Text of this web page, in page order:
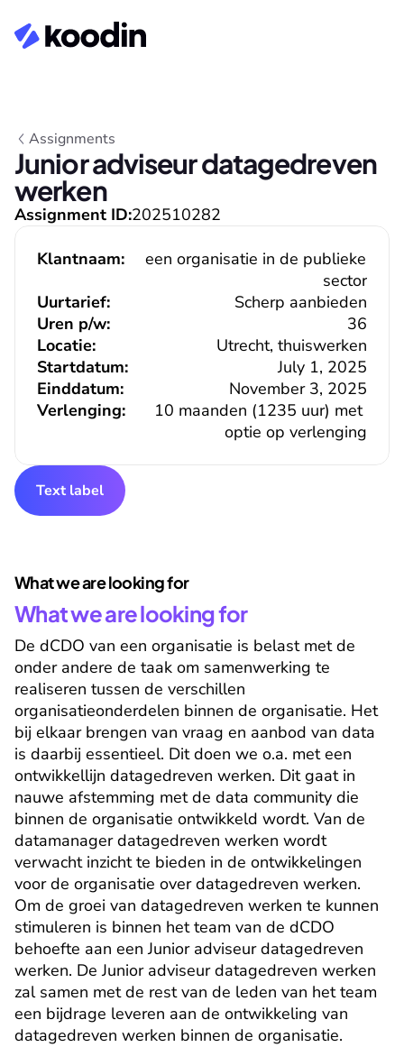
Assignments
Junior adviseur datagedreven
werken
Assignment ID:202510282
Klantnaam:
een organisatie in de publieke
sector
Uurtarief:
Scherp aanbieden
36
Uren p/w:
Locatie:
Utrecht, thuiswerken
Verlenging:
10 maanden (1235 uur) met
optie op verlenging
Einddatum: November 3, 2025
Startdatum: July 1, 2025
Text label
What we are looking for
What we are looking for
De dCDO van een organisatie is belast met de
onder andere de taak om samenwerking te
realiseren tussen de verschillen
organisatieonderdelen binnen de organisatie. Het
bij elkaar brengen van vraag en aanbod van data
is daarbij essentieel. Dit doen we o.a. met een
ontwikkellijn datagedreven werken. Dit gaat in
nauwe afstemming met de data community die
binnen de organisatie ontwikkeld wordt. Van de
datamanager datagedreven werken wordt
verwacht inzicht te bieden in de ontwikkelingen
voor de organisatie over datagedreven werken.
Om de groei van datagedreven werken te kunnen
stimuleren is binnen het team van de dCDO
behoefte aan een Junior adviseur datagedreven
werken. De Junior adviseur datagedreven werken
zal samen met de rest van de leden van het team
een bijdrage leveren aan de ontwikkeling van
datagedreven werken binnen de organisatie.